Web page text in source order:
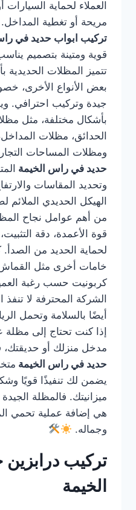
العملاء لحماية
مريحة أو تغطية المداخل.
تركيب ابواب حديد في
قوية ومتينة بتصميم
تتميز المظلات الحديدية
بعض الأنواع الأخرى،
جيدة وتركيب احترافي.
بأشكال مختلفة، مثل
الحدائق، مظلات
ومظلات المساحات
حديد في راس الخيمة
وتحديد المقاسات
الهيكل الحديدي الملائم
من أهم عوامل نجاح
قوة الأعمدة، دقة
لحماية الحديد من
خامات أخرى مثل القماش
كربونيت حسب رغبة
الشركة المحترفة لا
أيضًا بالسلامة وتحمل
إذا كنت تحتاج إلى مظلة
مدخل منزلك أو حديقتك،
حديد في راس الخيمة
يضمن لك تنفيذًا قويًا
ميزانيتك. فالمظلة
هي إضافة عملية تحمي
وجماله.
تركيب
الخيمة